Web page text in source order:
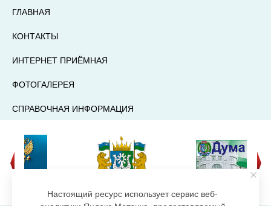
ГЛАВНАЯ
КОНТАКТЫ
ИНТЕРНЕТ ПРИЁМНАЯ
ФОТОГАЛЕРЕЯ
СПРАВОЧНАЯ ИНФОРМАЦИЯ
Настоящий ресурс использует сервис веб-